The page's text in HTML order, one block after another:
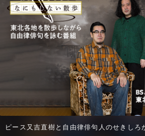
ピース又吉直樹と自由律俳句人のせきしろ